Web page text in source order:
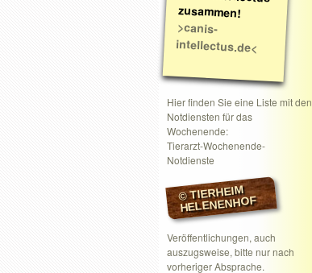
zusammen!
>canis-
intellectus.de<
Hier finden Sie eine Liste mit den
Notdiensten für das
Wochenende:
Tierarzt-Wochenende-
Notdienste
© TIERHEIM
HELENENHOF
Veröffentlichungen, auch
auszugsweise, bitte nur nach
vorheriger Absprache.